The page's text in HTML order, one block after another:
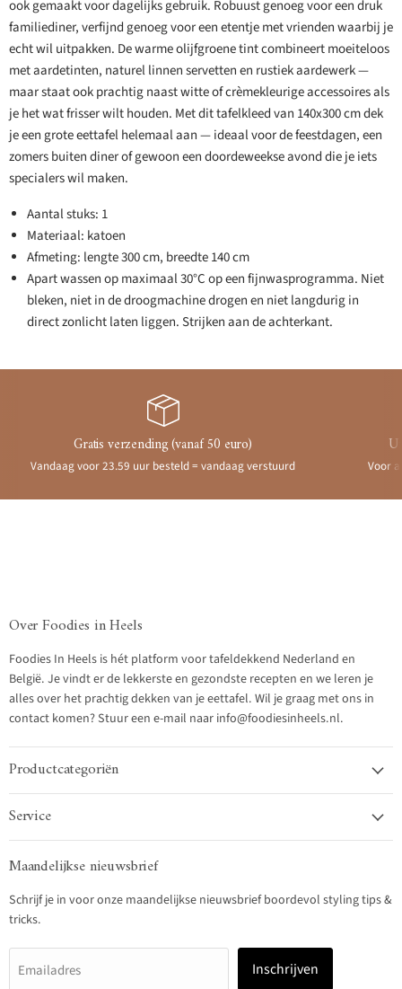
ook gemaakt voor dagelijks gebruik. Robuust genoeg voor een druk
familiediner, verfijnd genoeg voor een etentje met vrienden waarbij je
echt wil uitpakken. De warme olijfgroene tint combineert moeiteloos
met aardetinten, naturel linnen servetten en rustiek aardewerk —
maar staat ook prachtig naast witte of crèmekleurige accessoires als
je het wat frisser wilt houden. Met dit tafelkleed van 140x300 cm dek
je een grote eettafel helemaal aan — ideaal voor de feestdagen, een
zomers buiten diner of gewoon een doordeweekse avond die je iets
specialers wil maken.
Aantal stuks: 1
Materiaal: katoen
Afmeting: lengte 300 cm, breedte 140 cm
Apart wassen op maximaal 30°C op een fijnwasprogramma. Niet
bleken, niet in de droogmachine drogen en niet langdurig in
direct zonlicht laten liggen. Strijken aan de achterkant.
Gratis verzending (vanaf 50 euro)
Vandaag voor 23.59 uur besteld = vandaag verstuurd Voor
Over Foodies in Heels
Foodies In Heels is hét platform voor tafeldekkend Nederland en
België. Je vindt er de lekkerste en gezondste recepten en we leren je
alles over het prachtig dekken van je eettafel. Wil je graag met ons in
contact komen? Stuur een e-mail naar info@foodiesinheels.nl.
Productcategoriën
Service
Maandelijkse nieuwsbrief
Schrijf je in voor onze maandelijkse nieuwsbrief boordevol styling tips &
tricks.
Emailadres Inschrijven